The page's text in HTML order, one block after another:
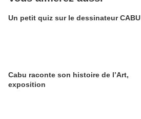
Un petit quiz sur le dessinateur CABU
Cabu raconte son histoire de l’Art,
exposition